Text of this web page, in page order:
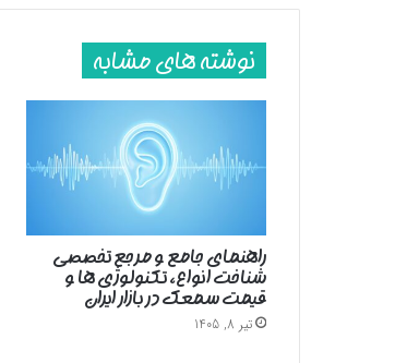
جوانان
سرزمین
مان
نوشته های مشابه
راهنمای جامع و مرجع تخصصی
شناخت انواع، تکنولوژی ها و
قیمت سمعک در بازار ایران
تیر 8, 1405